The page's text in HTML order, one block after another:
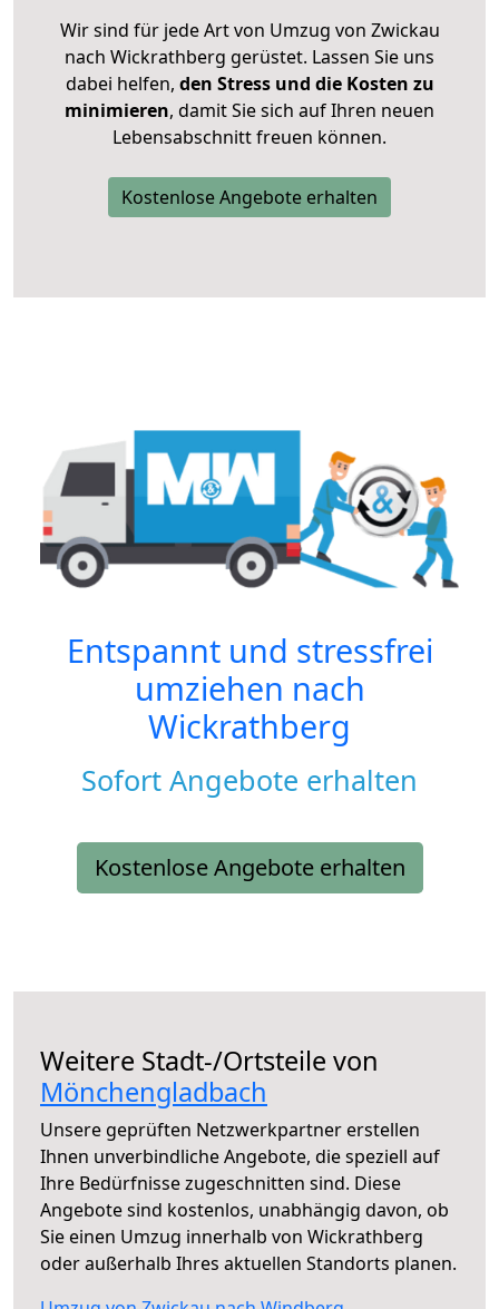
Wir sind für jede Art von Umzug von Zwickau
nach Wickrathberg gerüstet. Lassen Sie uns
dabei helfen, den Stress und die Kosten zu
minimieren, damit Sie sich auf Ihren neuen
Lebensabschnitt freuen können.
Kostenlose Angebote erhalten
Entspannt und stressfrei
umziehen nach
Wickrathberg
Sofort Angebote erhalten
Kostenlose Angebote erhalten
Weitere Stadt-/Ortsteile von
Mönchengladbach
Unsere geprüften Netzwerkpartner erstellen
Ihnen unverbindliche Angebote, die speziell auf
Ihre Bedürfnisse zugeschnitten sind. Diese
Angebote sind kostenlos, unabhängig davon, ob
Sie einen Umzug innerhalb von Wickrathberg
oder außerhalb Ihres aktuellen Standorts planen.